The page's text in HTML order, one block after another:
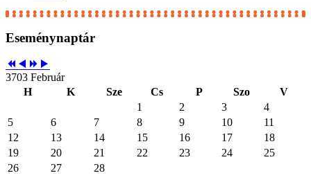
Eseménynaptár
3703 Február
H
K Sze Cs P Szo
V
1
2 3
4
5
6 7 8 9 10
11
12
13 14 15 16 17
18
19
20 21 22 23 24
25
26
27 28